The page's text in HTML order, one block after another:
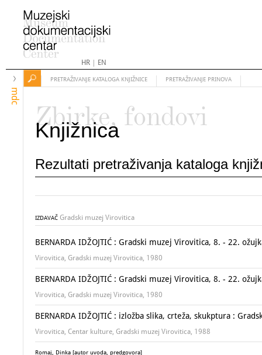
HR| EN
mdc
PRETRAŽIVANJE KATALOGA KNJIŽNICE PRETRAŽIVANJE PRINOVA
Zbirke, fondovi
Knjižnica
Rezultati pretraživanja kataloga
IZDAVAČ Gradski muzej Virovitica
BERNARDA IDŽOJTIĆ : Gradski muzej Virovitica, 8. - 22.
Virovitica, Gradski muzej Virovitica, 1980
BERNARDA IDŽOJTIĆ : Gradski muzej Virovitica, 8. - 22.
Virovitica, Gradski muzej Virovitica, 1980
BERNARDA IDŽOJTIĆ : izložba slika, crteža, skukptura :
Virovitica, Centar kulture, Gradski muzej Virovitica, 1988
Romaj, Dinka [autor uvoda, predgovora]